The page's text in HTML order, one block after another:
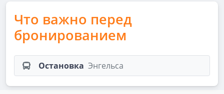
Что важно перед
бронированием
Остановка Энгельса